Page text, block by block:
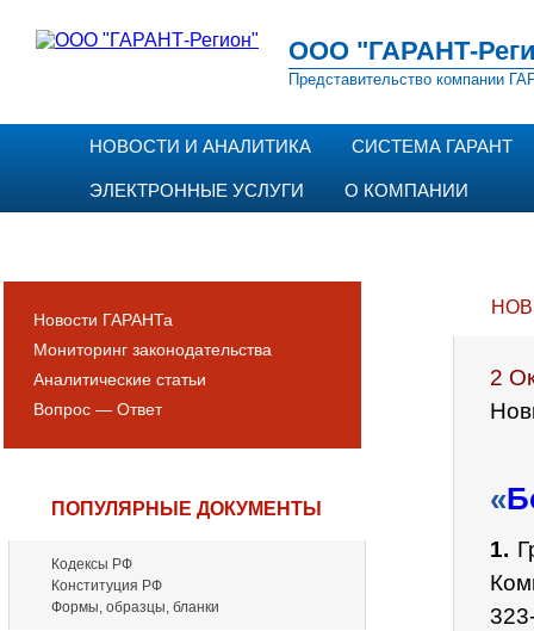
ООО "ГАРАНТ-
Представительство компании
НОВОСТИ И АНАЛИТИКА СИСТЕМА ГАРАНТ
ЭЛЕКТРОННЫЕ УСЛУГИ О КОМПАНИИ
Новости ГАРАНТа
Мониторинг законодательства
Аналитические статьи
Вопрос — Ответ
ПОПУЛЯРНЫЕ ДОКУМЕНТЫ
Кодексы РФ
Конституция РФ
Формы, образцы, бланки
2
«
1.